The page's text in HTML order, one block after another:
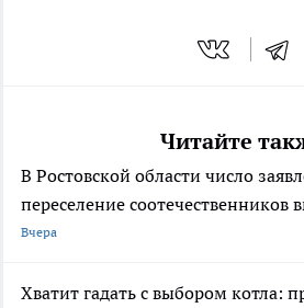
Читайте
В Ростовской области число
переселение соотечественников
Вчера
Хватит гадать с выбором котла: